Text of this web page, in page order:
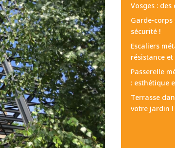
Vosges :
Garde-
sécurité !
Escaliers
résistance et
Passerelle
: esthétique
Terrasse
votre jardin !